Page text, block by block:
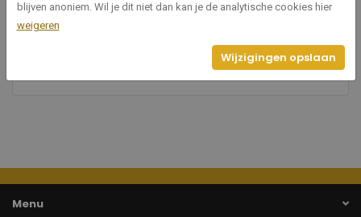
Breedte
21
Menu
blijven anoniem. Wil je dit niet dan kan je de analytische cookies hier
weigeren
Wijzigingen opslaan